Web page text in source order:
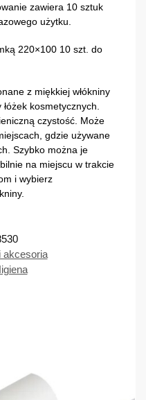
zawiera 10 sztuk
użytku.
220×100 10 szt. do
z miękkiej włókniny
kosmetycznych.
czystość. Może
gdzie używane
Szybko można je
na miejscu w trakcie
i wybierz
akcesoria